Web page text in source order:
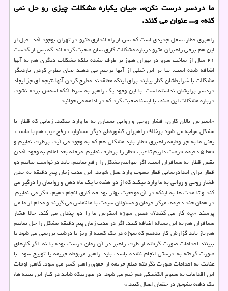
ما دردسر درست نكن»، «بیان یكباره مشكلات چیزی رو حل نمی
كنه» و... عنوان می كنند.
راهبری قطار، شغل جدیدی است كه پس از راه اندازی مترو در تهران بوجود آمد. قبل از
این هم برخی راهبران مترو درباره مشكلات كاری شان صحبت كرده اند كه پس از گذشت
۲۱ سال از ساخت مترو در تهران هنوز بر طرف نشده بلكه مشكلات دیگری هم به آنها
اضافه شده است. بنا بر این خیلی از آنها ترجیح می دهند بجای مطرح كردن باردیگر
مشكلات با شرایطشان كنار بیایند برای اینكه معتقدند مطرح كردن آنها نتیجه ای جز ایجاد
دردسر برایشان نداشته است. با این وجود یك راهبر به شرط آنكه اسمش برده نشود،
درباره مشكلات این صنف با ایسنا صحبت كرد كه در ادامه می خوانید.
«استرس بالای كاری، فشار روحی و روانی بسیاری به ما وارد میكند. زمانی كه قطار با
مشكل مواجه می شود برخلاف راهبران كشورهای دیگر مسئولیت رفع عیب هم با ماست.
یعنی ما به جز وظیفه راهبری قطار باید مشكلی هم كه به وجود می آید، برطرف نماییم و
فقط ۵ دقیقه فرصت داریم تا عیب قطار را برطرف نماییم. مرحله بعد اعلام به وجود آمدن
نقص قطار به مسافران است. اگر نتوانیم مشكل را رفع نماییم، باید درخواست نماییم دو
قطار برای امدادرسانی قطار معیوب وارد عمل شوند. این مدت زمان پنج دقیقه به حدی
فشار روحی و روانی به ما وارد میكند كه از دو هفته تا یك ماه ذهن و روانمان را درگیر می
كند و تا مدت ها به اینكه در آن موقعیت بهتر بود چه كاری انجام دهیم، فكر می نماییم.
در همان چند دقیقه، مركز فرمان و مسئولان شیفت با ما تماس می گیرند و مدام از ما می
پرسند «چه كار می كنید؟» همین سوژه استرس ما را دو چندان می كند. حالا فشار
مسافران هم به این مساله اضافه كنید. اگر در مدت زمان پنج دقیقه مشكل را حل نماییم
هم باز باید گزارش كار بدهیم كه سوژه در یك كمیته از ریز تا درشت بررسی می شود تا
ببینند اقدامات صورت گرفته از طرف راهبر در آن زمان درست بوده یا نه. اگر كارهای
صورت گرفته به درستی انجام نشده باشد، باید راهبر مربوطه جریمه یا توبیخ شود. با
عنایت به اقدامات صورت نگرفته مبلغ جریمه از حقوق راهبر كسر می شود. گاهی اوقات
این اقدامات به ممنوع الكشیكی هم ختم می شود. در صورتیكه شاید در كنار این تنبیه ها،
یك دفعه تشویق در حقمان اعمال كنند.»